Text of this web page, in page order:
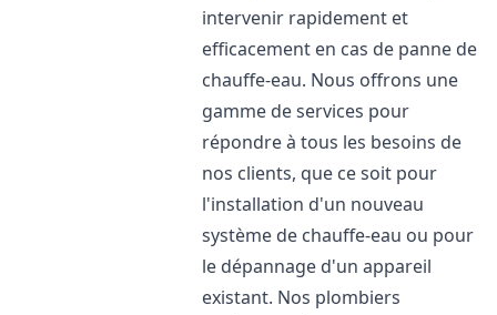
intervenir rapidement et
efficacement en cas de panne de
chauffe-eau. Nous offrons une
gamme de services pour
répondre à tous les besoins de
nos clients, que ce soit pour
l'installation d'un nouveau
système de chauffe-eau ou pour
le dépannage d'un appareil
existant. Nos plombiers